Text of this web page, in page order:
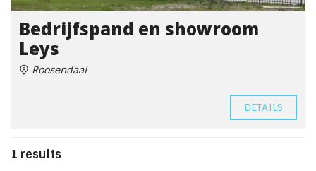
Bedrijfspand en showroom
Leys
Roosendaal
DETAILS
1 results